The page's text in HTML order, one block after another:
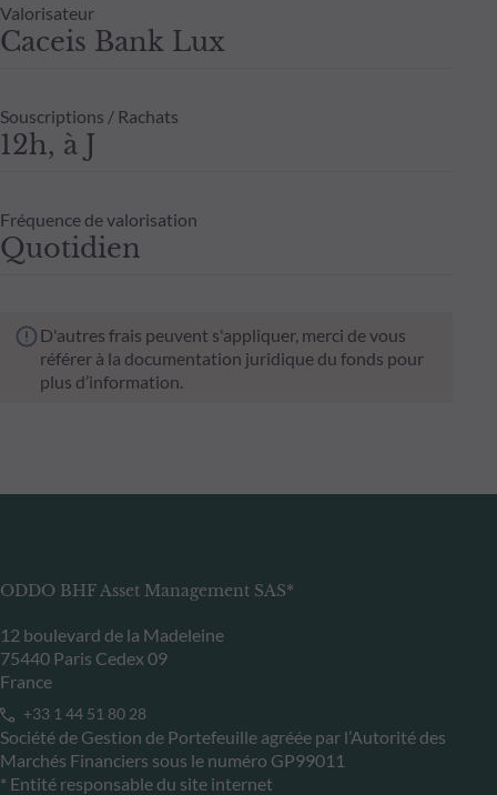
Valorisateur
Caceis Bank Lux
Souscriptions / Rachats
12h, à J
Fréquence de valorisation
Quotidien
D'autres frais peuvent s'appliquer, merci de vous
référer à la documentation juridique du fonds pour
plus d’information.
ODDO BHF Asset Management SAS*
12 boulevard de la Madeleine
75440 Paris Cedex 09
France
+33 1 44 51 80 28
Société de Gestion de Portefeuille agréée par l’Autorité des
Marchés Financiers sous le numéro GP99011
* Entité responsable du site internet